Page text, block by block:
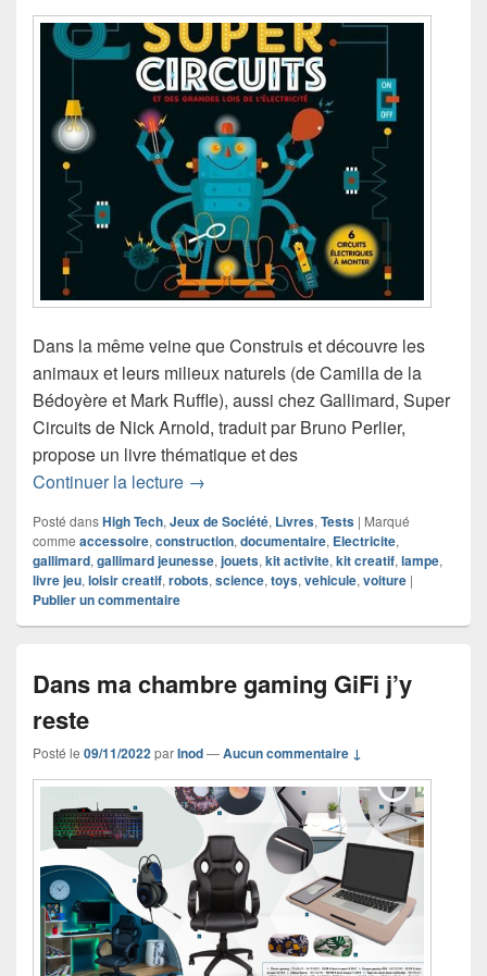
Dans la même veine que Construis et découvre les
animaux et leurs milieux naturels (de Camilla de la
Bédoyère et Mark Ruffle), aussi chez Gallimard, Super
Circuits de Nick Arnold, traduit par Bruno Perlier,
propose un livre thématique et des
Continuer la lecture Chronique livre documentaire Super
→
Posté dansHigh Tech, Jeux de Société, Livres, Tests | Marqué
comme accessoire, construction, documentaire, Electricite,
gallimard, gallimard jeunesse, jouets, kit activite, kit creatif, lampe,
livre jeu, loisir creatif, robots, science, toys, vehicule, voiture |
Publier un commentaire
Dans ma chambre gaming GiFi j’y
reste
Posté le 09/11/2022parInod—Aucun commentaire ↓